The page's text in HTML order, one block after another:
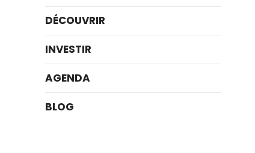
DÉCOUVRIR
INVESTIR
AGENDA
BLOG